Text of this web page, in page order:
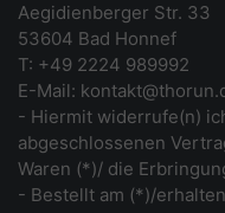
Aegidienberger Str. 33
53604 Bad Honnef
T: +49 2224 989992
E-Mail:
- Hiermit widerrufe(n)
abgeschlossenen
Waren (*)/ die
- Bestellt am (*)/